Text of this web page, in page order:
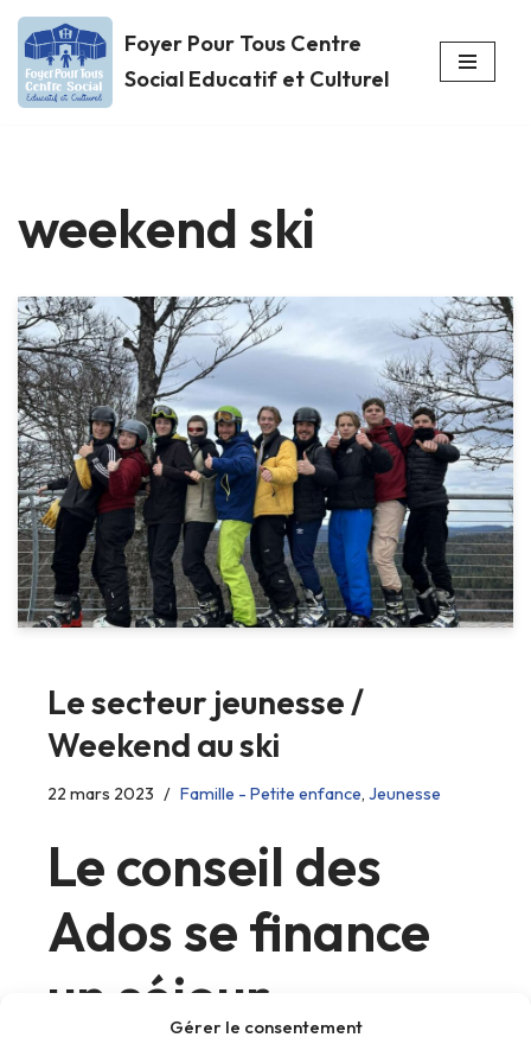
Gérer le consentement
Aller
au
Foyer Pour Tous Centre
Social Educatif et Culturel
weekend ski
Le secteur jeunesse /
Weekend au ski
22 mars 2023 Famille - Petite enfance, Jeunesse
Le conseil des
Ados se finance
un séjour